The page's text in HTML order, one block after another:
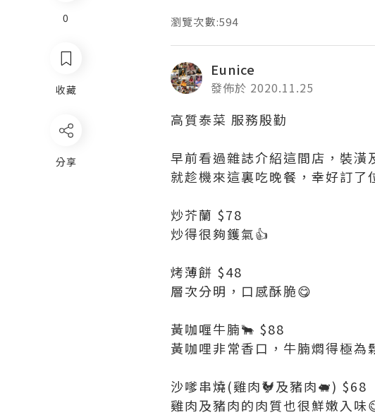
瀏覽次數:594
Eunice
發佈於 2020.11.25
高質泰菜 服務殷勤
早前看過雜誌介紹這間店，裝潢
就趁機來這裏吃晚餐，幸好訂了
炒芥蘭 $78
炒得很夠鑊氣👍
烤薄餅 $48
層次分明，口感酥脆😋
黃咖喱牛腩🐂 $88
黃咖哩非常香口，牛腩燜得極為
沙嗲串燒(雞肉🐓及豬肉🐖) $68
雞肉及豬肉的肉質也很鮮嫩入味
0
收藏
分享